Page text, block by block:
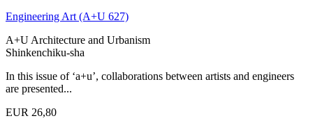
Engineering Art (A+U 627)
A+U Architecture and Urbanism
Shinkenchiku-sha
In this issue of ‘a+u’, collaborations between artists and engineers
are presented...
EUR 26,80